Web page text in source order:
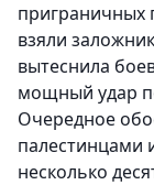
приграничных
взяли
вытеснила
мощный удар
Очередное
палестинцами
несколько